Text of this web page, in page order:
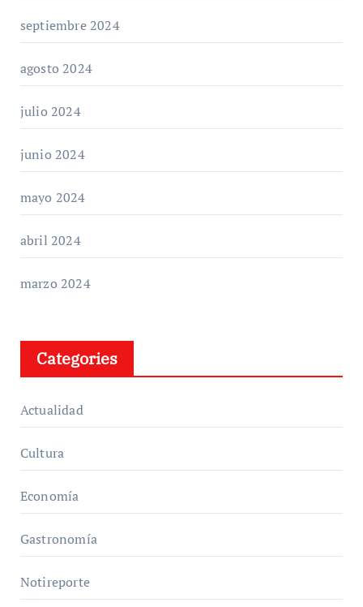
septiembre 2024
agosto 2024
julio 2024
junio 2024
mayo 2024
abril 2024
marzo 2024
Categories
Actualidad
Cultura
Economía
Gastronomía
Notireporte